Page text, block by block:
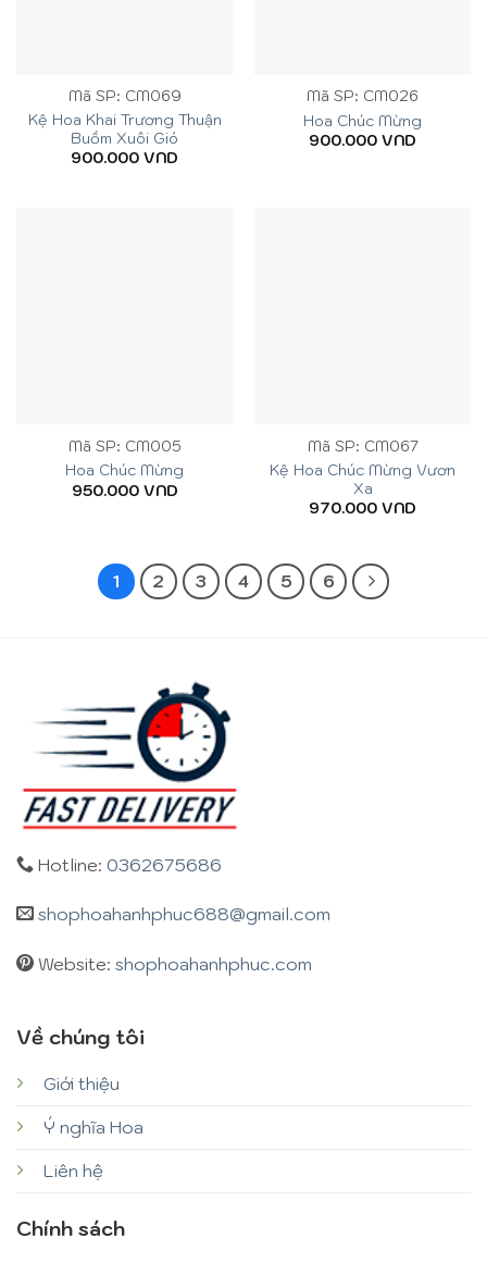
Mã SP: CM069
Kệ Hoa Khai Trương Thuận
Buồm Xuôi Gió
900.000 VND
Mã SP: CM026
Hoa Chúc Mừng
900.000 VND
Mã SP: CM005
Hoa Chúc Mừng
950.000VND
Mã SP: CM067
Kệ Hoa Chúc Mừng Vươn
Xa
970.000 VND
1 2 3 4 5 6
Hotline: 0362675686
shophoahanhphuc688@gmail.com
Website: shophoahanhphuc.com
Về chúng tôi
Giới thiệu
Ý nghĩa Hoa
Liên hệ
Chính sách